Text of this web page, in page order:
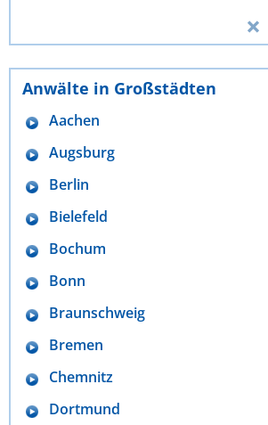
Anwälte in Großstädten
Aachen
Augsburg
Berlin
Bielefeld
Bochum
Bonn
Braunschweig
Bremen
Chemnitz
Dortmund